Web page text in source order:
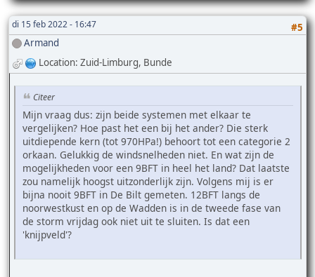
di 15 feb 2022 - 16:47
#5
Armand
Location: Zuid-Limburg, Bunde
Citeer
Mijn vraag dus: zijn beide systemen met elkaar te
vergelijken? Hoe past het een bij het ander? Die sterk
uitdiepende kern (tot 970HPa!) behoort tot een categorie 2
orkaan. Gelukkig de windsnelheden niet. En wat zijn de
mogelijkheden voor een 9BFT in heel het land? Dat laatste
zou namelijk hoogst uitzonderlijk zijn. Volgens mij is er
bijna nooit 9BFT in De Bilt gemeten. 12BFT langs de
noorwestkust en op de Wadden is in de tweede fase van
de storm vrijdag ook niet uit te sluiten. Is dat een
'knijpveld'?